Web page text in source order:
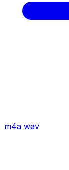
m4a wav